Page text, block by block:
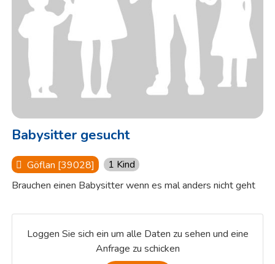
Babysitter gesucht
Göflan [39028]
1 Kind
Brauchen einen Babysitter wenn es mal anders nicht geht
Loggen Sie sich ein um alle Daten zu sehen und eine
Anfrage zu schicken